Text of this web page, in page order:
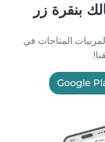
بنقرة زر
المتاحات في